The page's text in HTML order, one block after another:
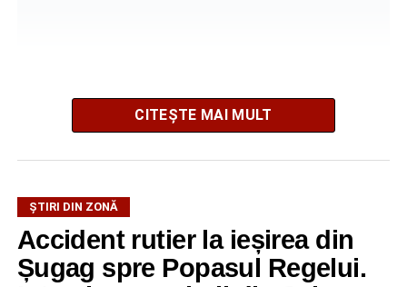
Festivalul este organizat de
Liberi, în parteneriat cuPrimăria Comunei Gârbova
Ordinul Cetății Mühlbach, iar accesul publicului va fi
CITEȘTE MAI MULT
ȘTIRI DIN ZONĂ
Accident rutier la ieșirea din
Șugag spre Popasul Regelui.